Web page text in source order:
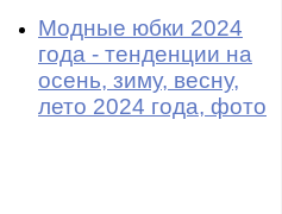
Модные юбки 2024
года - тенденции на
осень, зиму, весну,
лето 2024 года, фото